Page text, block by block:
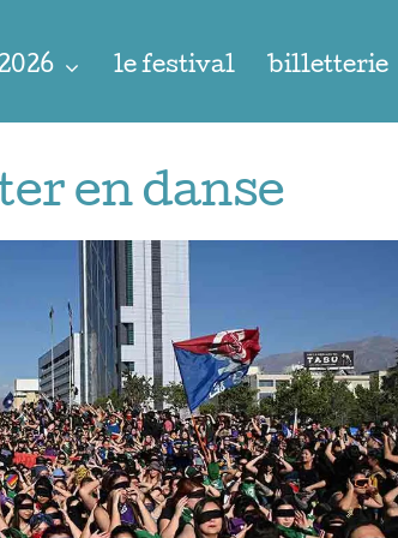
le festival billetterie
en danse